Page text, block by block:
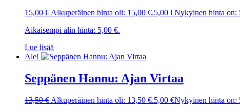
15,00€ Alkuperäinen hinta oli: 15,00 €.5,00 €Nykyinen hinta on:
Aikaisempi alin hinta: 5,00 €.
Lue lisää
Ale!
Seppänen Hannu: Ajan Virtaa
13,50€ Alkuperäinen hinta oli: 13,50 €.5,00 €Nykyinen hinta on: